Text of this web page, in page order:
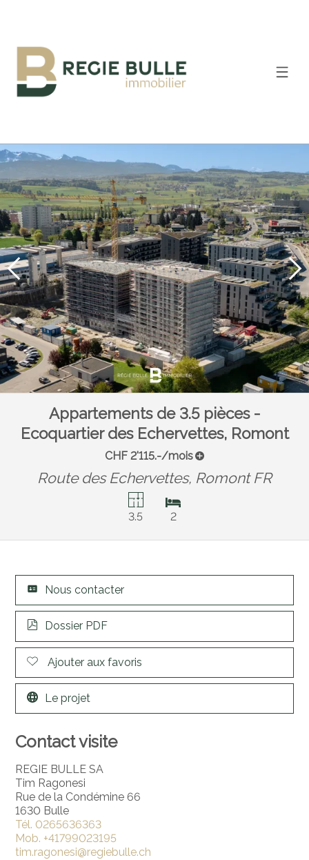
Appartements de 3.5 pièces -
Ecoquartier des Echervettes, Romont
CHF 2'115.-/mois
Route des Echervettes, Romont FR
3.5 2
Nous contacter
Dossier PDF
Ajouter aux favoris
Le projet
Contact visite
REGIE BULLE SA
Tim Ragonesi
Rue de la Condémine 66
1630 Bulle
Tél.0265636363
Mob. +41799023195
tim.ragonesi@regiebulle.ch